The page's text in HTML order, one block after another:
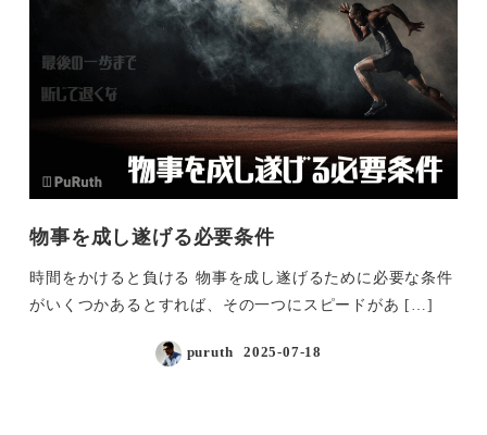
物事を成し遂げる必要条件
時間をかけると負ける 物事を成し遂げるために必要な条件
がいくつかあるとすれば、その一つにスピードがあ […]
puruth 2025-07-18